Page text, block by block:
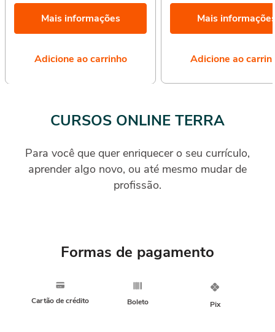
Mais informações
Adicione ao carrinho
Mais
Adicione ao
CURSOS ONLINE TERRA
Para você que quer enriquecer o seu currículo,
aprender algo novo, ou até mesmo mudar de
profissão.
Formas de pagamento
Cartão de crédito Boleto Pix